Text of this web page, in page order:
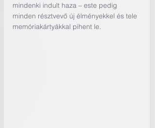
mindenki indult haza – este pedig
minden résztvevő új élményekkel és tele
memóriakártyákkal pihent le.